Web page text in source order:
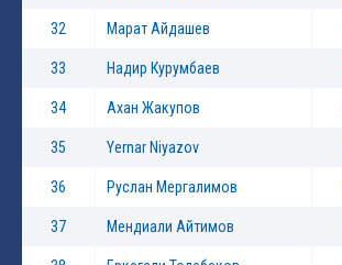
32 Марат Айдашев
33 Надир Курумбаев
34 Ахан Жакупов
35 Yernar Niyazov
36 Руслан Мергалимов
37 Мендиали Айтимов